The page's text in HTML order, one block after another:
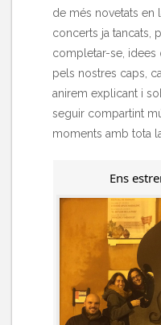
de més novetats en
concerts ja tancats,
completar-se,
pels nostres caps,
anirem explicant i
seguir compartint
moments amb tota
Ens